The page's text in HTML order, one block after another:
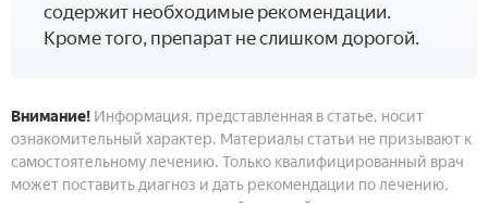
содержит необходимые рекомендации.
Кроме того, препарат не слишком дорогой.
Внимание! Информация, представленная в статье, носит
ознакомительный характер. Материалы статьи не призывают к
самостоятельному лечению. Только квалифицированный врач
может поставить диагноз и дать рекомендации по лечению,